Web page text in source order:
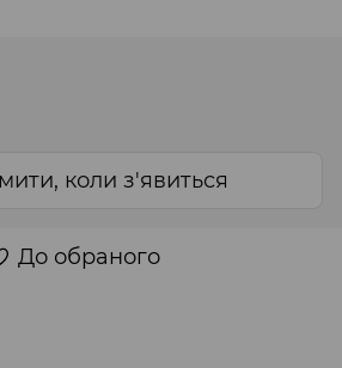
коли з'явиться
До обраного